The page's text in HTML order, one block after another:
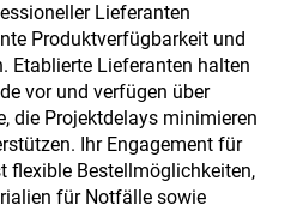
Lieferanten
Produktverfügbarkeit und
Etablierte Lieferanten halten
vor und verfügen über
die Projektdelays minimieren
Ihr Engagement für
flexible Bestellmöglichkeiten,
für Notfälle sowie